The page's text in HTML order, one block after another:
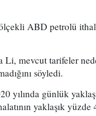
ABD petrolü
Li, mevcut tarifeler
söyledi.
yılında günlük
yaklaşık